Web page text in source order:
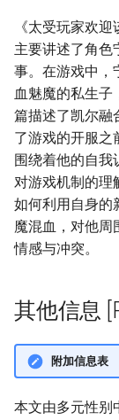
《太受玩家欢
主要讲述了角色
事。在游戏中，
血魅魔的私生
篇描述了凯尔融
了游戏的开服之
围绕着他的自我
对游戏机制的理
如何利用自身的
魔混血，对他周
情感与冲突。
其他信息
附加信息表
本文由多元性别